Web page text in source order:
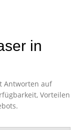
in
Antworten auf
Vorteilen